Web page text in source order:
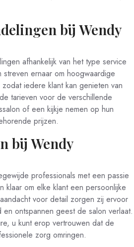
bij Wendy
afhankelijk van het type service
ernaar om hoogwaardige
iedere klant kan genieten van
tarieven voor de verschillende
of een kijkje nemen op hun
prijzen.
bij Wendy
professionals met een passie
klaar om elke klant een persoonlijke
voor detail zorgen zij ervoor
ontspannen geest de salon verlaat.
u kunt erop vertrouwen dat de
zorg omringen.